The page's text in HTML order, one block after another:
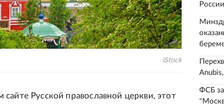
iStock
Русской православной церкви, этот
ФСБ